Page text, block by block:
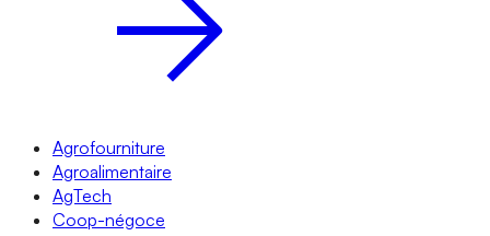
Agrofourniture
Agroalimentaire
AgTech
Coop-négoce